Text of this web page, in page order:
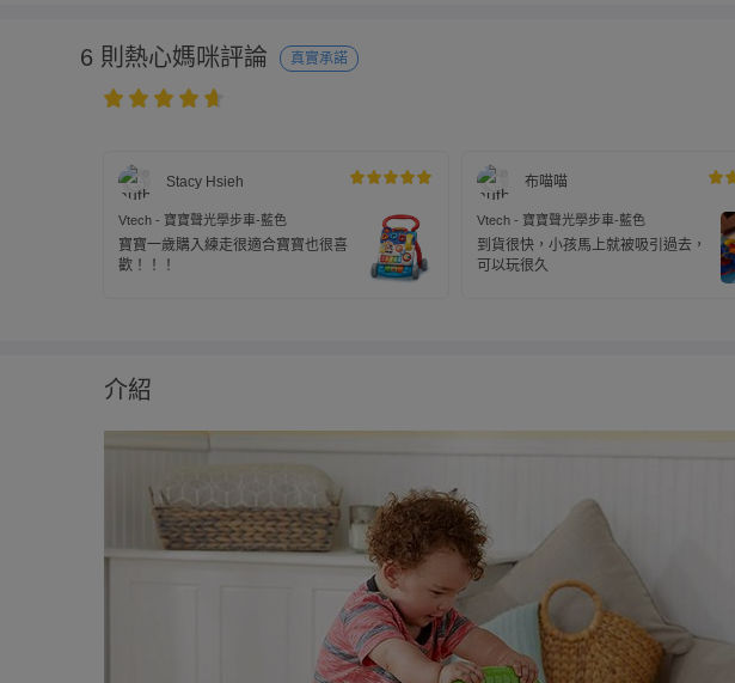
6 則熱心媽咪評論 真實承諾
Stacy Hsieh
Vtech - 寶寶聲光學步車-藍色
寶寶一歲購入練走很適合寶寶也很喜
歡！！！
布喵喵
Vtech - 寶寶聲光學步車-藍色
到貨很快，小孩馬上就被吸引過去，
可以玩很久
介紹